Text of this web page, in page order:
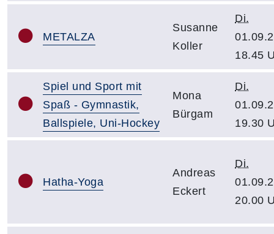
METALZA
Susanne
Koller
Di.
18.45
Spiel und Sport mit
Spaß - Gymnastik,
Ballspiele, Uni-Hockey
Mona
Bürgam
Di.
19.30
Hatha-Yoga
Andreas
Eckert
Di.
20.00